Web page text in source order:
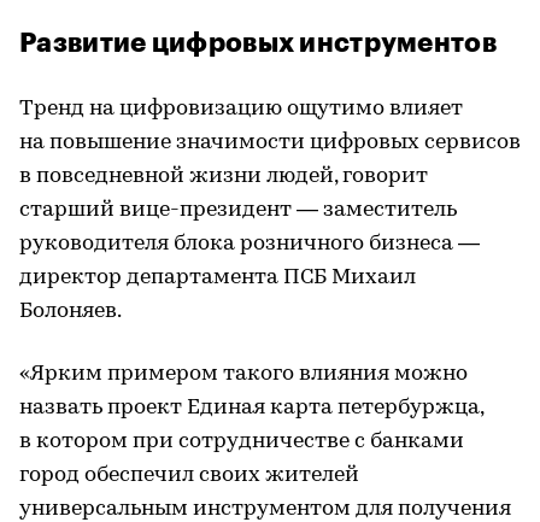
Развитие цифровых инструментов
Тренд на цифровизацию ощутимо влияет
на повышение значимости цифровых сервисов
в повседневной жизни людей, говорит
старший вице-президент — заместитель
руководителя блока розничного бизнеса —
директор департамента ПСБ Михаил
Болоняев.
«Ярким примером такого влияния можно
назвать проект Единая карта петербуржца,
в котором при сотрудничестве с банками
город обеспечил своих жителей
универсальным инструментом для получения